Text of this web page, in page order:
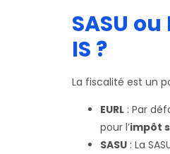
SASU
IS ?
La fiscalité est un
EURL : Par
pour l’impôt
SASU : La